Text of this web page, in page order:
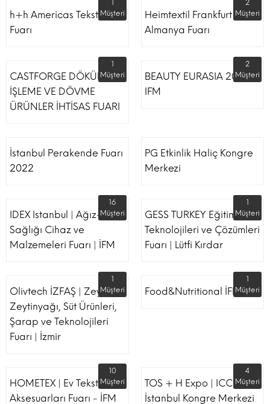
h+h Americas Tekstil
Fuarı
1
Müşteri
Heimtextil Frankfurt
Almanya Fuarı
2
Müşteri
CASTFORGE DÖKÜM,
İŞLEME VE DÖVME
ÜRÜNLER İHTİSAS FUARI
1
Müşteri
BEAUTY EURASIA 2022
IFM
2
Müşteri
İstanbul Perakende Fuarı
2022
PG Etkinlik Haliç Kongre
Merkezi
IDEX Istanbul | Ağız-Diş
Sağlığı Cihaz ve
Malzemeleri Fuarı | İFM
16
Müşteri
GESS TURKEY Eğitim
Teknolojileri ve Çözümleri
Fuarı | Lütfi Kırdar
1
Müşteri
Olivtech İZFAŞ | Zeytin,
Zeytinyağı, Süt Ürünleri,
Şarap ve Teknolojileri
Fuarı | İzmir
1
Müşteri
Food&Nutritional İFM
1
Müşteri
HOMETEX | Ev Tekstili Ve
Aksesuarları Fuarı - İFM
10
Müşteri
TOS + H Expo | ICC -
İstanbul Kongre Merkezi
4
Müşteri